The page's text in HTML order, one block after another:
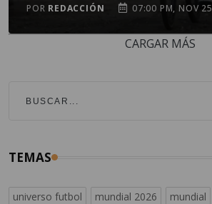
POR REDACCIÓN 07:00 PM, NOV 25
CARGAR MÁS
TEMAS
universo futbol mundial 2026 mundial